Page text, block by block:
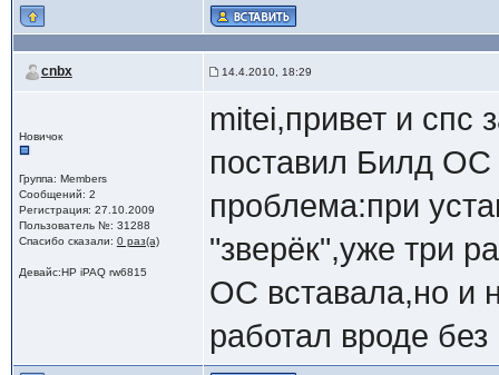
cnbx 14.4.2010, 18:29
Новичок
Группа: Members
Сообщений: 2
Регистрация: 27.10.2009
Пользователь №: 31288
Спасибо сказали: 0 раз(а)
Девайс:HP iPAQ rw6815
mitei,привет и спс
поставил Билд
проблема:при
"зверёк",уже три
ОС вставала,но и
работал вроде без